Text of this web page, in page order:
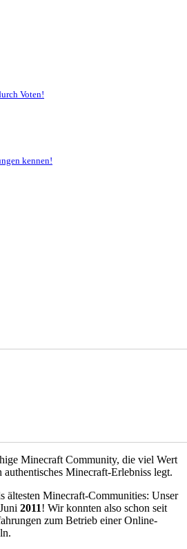
Voten!
kennen!
Minecraft Community, die viel Wert
Minecraft-Erlebniss legt.
ältesten Minecraft-Communities: Unser
2011! Wir konnten also schon seit
zum Betrieb einer Online-